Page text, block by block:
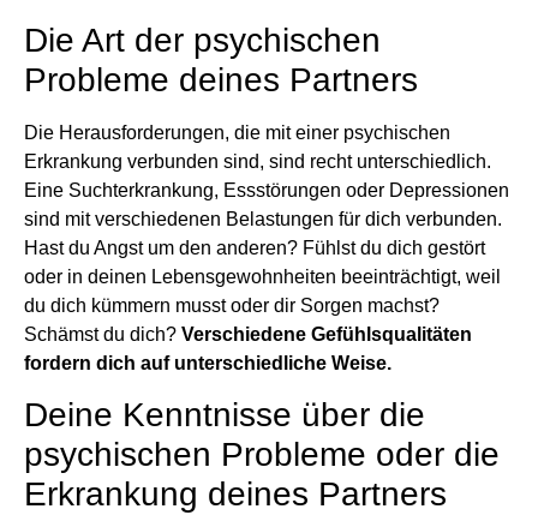
Die Art der psychischen
Probleme deines Partners
Die Herausforderungen, die mit einer psychischen
Erkrankung verbunden sind, sind recht unterschiedlich.
Eine Suchterkrankung, Essstörungen oder Depressionen
sind mit verschiedenen Belastungen für dich verbunden.
Hast du Angst um den anderen? Fühlst du dich gestört
oder in deinen Lebensgewohnheiten beeinträchtigt, weil
du dich kümmern musst oder dir Sorgen machst?
Schämst du dich? Verschiedene Gefühlsqualitäten
fordern dich auf unterschiedliche Weise.
Deine Kenntnisse über die
psychischen Probleme oder die
Erkrankung deines Partners